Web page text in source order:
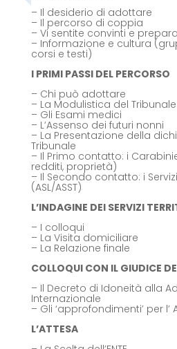
– Il desiderio di adottare
– Il percorso di coppia
– Vi sentite convinti e
– Informazione e cultura
corsi e testi)
I PRIMI PASSI DEL PERCORSO
– Chi può adottare
– La Modulistica del Tribunale
– Gli Esami medici
– L’Assenso dei futuri nonni
– La Presentazione della
Tribunale
– Il Primo contatto: i
redditi, proprietà)
– Il Secondo contatto: i
(ASL/ASST)
L’INDAGINE DEI SERVIZI
– I colloqui
– La Visita domiciliare
– La Relazione finale
COLLOQUI CON IL GIUDICE
– Il Decreto di Idoneità alla
Internazionale
– Gli ‘approfondimenti’ per
L’ATTESA